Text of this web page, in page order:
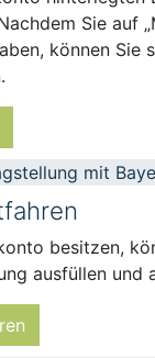
Sie auf
können Sie
mit
besitzen,
ausfüllen und